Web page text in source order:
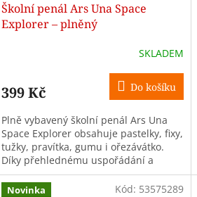
Školní penál Ars Una Space
Explorer – plněný
SKLADEM
399 Kč Do košíku
Plně vybavený školní penál Ars Una
Space Explorer obsahuje pastelky, fixy,
tužky, pravítka, gumu i ořezávátko.
Díky přehlednému uspořádání a
kvalitnímu zpracování je skvělou...
Novinka Kód: 53575289